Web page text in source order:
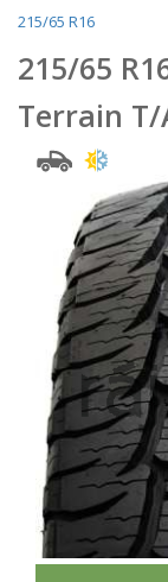
215/65 R16
215/65
Terrain T/